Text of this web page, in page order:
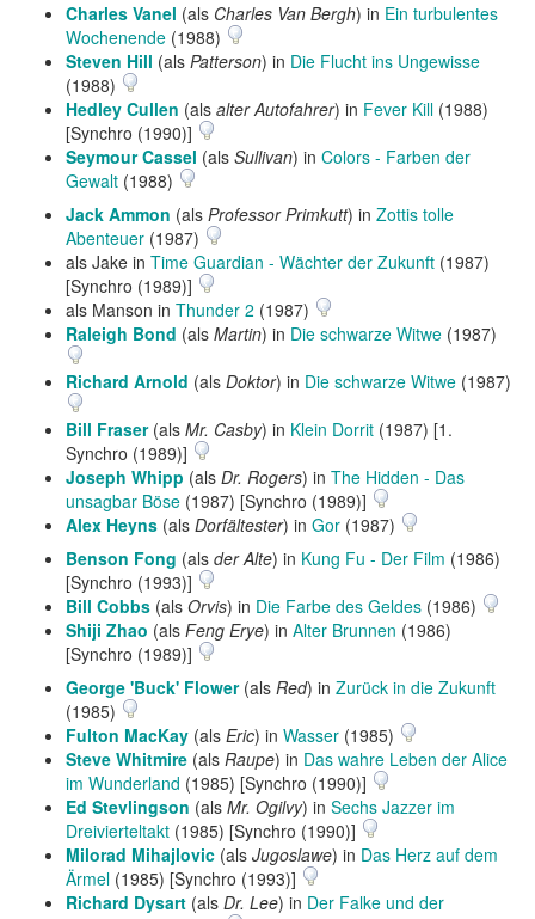
Charles Vanel (als Charles Van Bergh) in Ein turbulentes
Wochenende (1988)
Steven Hill (als Patterson) in Die Flucht ins Ungewisse
(1988)
Hedley Cullen (als alter Autofahrer) in Fever Kill (1988)
[Synchro (1990)]
Seymour Cassel (als Sullivan) in Colors - Farben der
Gewalt (1988)
Jack Ammon (als Professor Primkutt) in Zottis tolle
Abenteuer (1987)
als Jake in Time Guardian - Wächter der Zukunft (1987)
[Synchro (1989)]
als Manson in Thunder 2 (1987)
Raleigh Bond (als Martin) in Die schwarze Witwe (1987)
Richard Arnold (als Doktor) in Die schwarze Witwe (1987)
Bill Fraser(als Mr. Casby) in Klein Dorrit (1987) [1.
Synchro (1989)]
Joseph Whipp (als Dr. Rogers) in The Hidden - Das
unsagbar Böse (1987) [Synchro (1989)]
Alex Heyns (als Dorfältester) in Gor (1987)
Benson Fong (als der Alte) in Kung Fu - Der Film (1986)
[Synchro (1993)]
Bill Cobbs (als Orvis) in Die Farbe des Geldes (1986)
Shiji Zhao (als Feng Erye) in Alter Brunnen (1986)
[Synchro (1989)]
George 'Buck' Flower(als Red) in Zurück in die Zukunft
(1985)
Fulton MacKay (als Eric) in Wasser (1985)
Steve Whitmire (als Raupe) in Das wahre Leben der Alice
im Wunderland (1985) [Synchro (1990)]
Ed Stevlingson (als Mr. Ogilvy) in Sechs Jazzer im
Dreivierteltakt (1985) [Synchro (1990)]
Milorad Mihajlovic (als Jugoslawe) in Das Herz auf dem
Ärmel (1985) [Synchro (1993)]
Richard Dysart (als Dr. Lee) in Der Falke und der